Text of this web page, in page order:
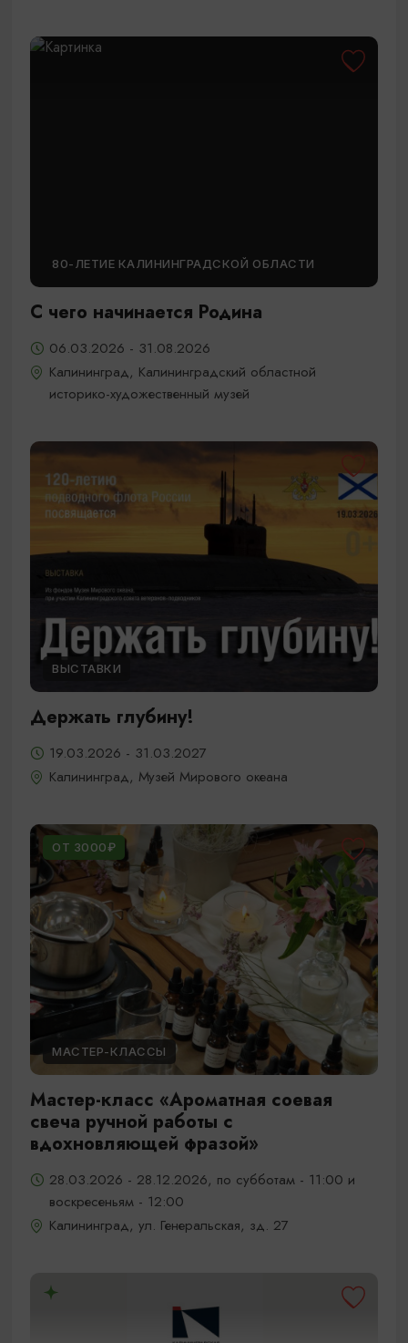
80-ЛЕТИЕ КАЛИНИНГРАДСКОЙ ОБЛАСТИ
С чего начинается Родина
06.03.2026 - 31.08.2026
Калининград, Калининградский областной
историко-художественный музей
ВЫСТАВКИ
Держать глубину!
19.03.2026 - 31.03.2027
Калининград, Музей Мирового океана
ОТ 3000₽
МАСТЕР-КЛАССЫ
Мастер-класс «Ароматная соевая
свеча ручной работы с
вдохновляющей фразой»
28.03.2026 - 28.12.2026, по субботам - 11:00 и
воскресеньям - 12:00
Калининград, ул. Генеральская, зд. 27